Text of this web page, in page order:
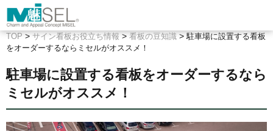
TOP>サイン看板お役立ち情報>看板の豆知識>駐車場に設置する看板
をオーダーするならミセルがオススメ！
駐車場に設置する看板をオーダーするなら
ミセルがオススメ！